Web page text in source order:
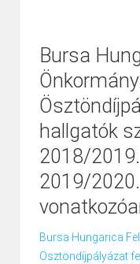
Bursa
hallgatók
2018/
2019/
Bursa Hungarica
Ösztöndíjpályázat